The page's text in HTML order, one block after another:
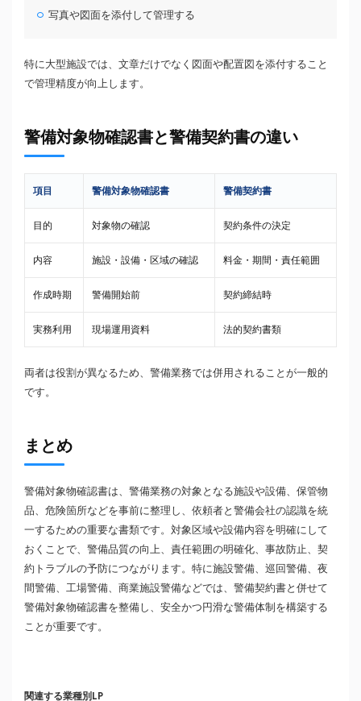
写真や図面を添付して管理する
特に大型施設では、文章だけでなく図面や配置図を添付すること
で管理精度が向上します。
警備対象物確認書と警備契約書の違い
項目 警備対象物確認書 警備契約書
目的 対象物の確認 契約条件の決定
内容 施設・設備・区域の確認 料金・期間・責任範囲
作成時期 警備開始前 契約締結時
実務利用 現場運用資料 法的契約書類
両者は役割が異なるため、警備業務では併用されることが一般的
です。
まとめ
警備対象物確認書は、警備業務の対象となる施設や設備、保管物
品、危険箇所などを事前に整理し、依頼者と警備会社の認識を統
一するための重要な書類です。対象区域や設備内容を明確にして
おくことで、警備品質の向上、責任範囲の明確化、事故防止、契
約トラブルの予防につながります。特に施設警備、巡回警備、夜
間警備、工場警備、商業施設警備などでは、警備契約書と併せて
警備対象物確認書を整備し、安全かつ円滑な警備体制を構築する
ことが重要です。
関連する業種別LP